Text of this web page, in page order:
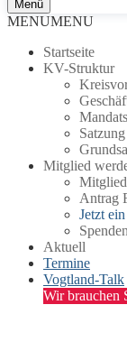
Menü
MENUMENU
Startseite
KV-Struktur
Mitglied
Antrag
Jetzt
Spenden
Aktuell
Termine
Vogtland-Talk
Wir brauchen